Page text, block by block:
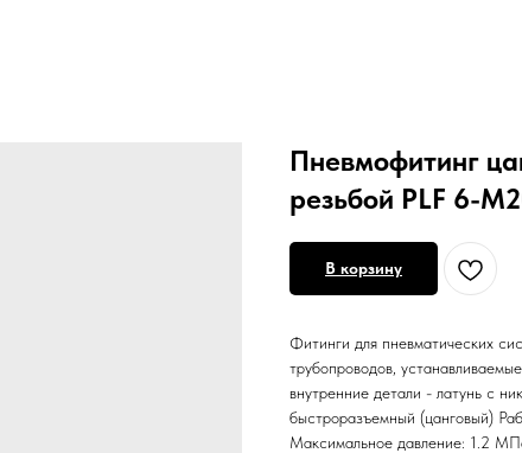
Пневмофитинг
резьбой PLF 6-
В корзину
Фитинги для пневматических
трубопроводов,
внутренние детали - латунь с
быстроразъемный (цанговый)
Максимальное давление: 1.2